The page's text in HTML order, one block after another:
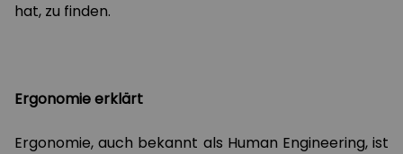
hat, zu finden.
Ergonomie erklärt
Ergonomie, auch bekannt als Human Engineering, ist